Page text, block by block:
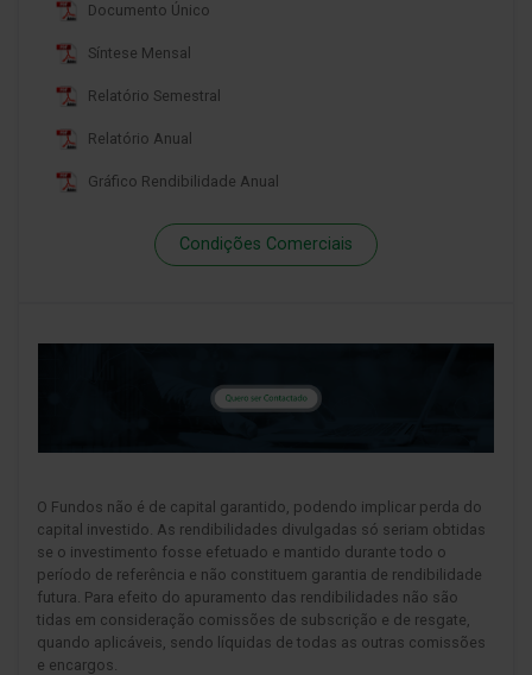
Documento Único
Síntese Mensal
Relatório Semestral
Relatório Anual
Gráfico Rendibilidade Anual
Condições Comerciais
O Fundos não é de capital garantido, podendo implicar perda do
capital investido. As rendibilidades divulgadas só seriam obtidas
se o investimento fosse efetuado e mantido durante todo o
período de referência e não constituem garantia de rendibilidade
futura. Para efeito do apuramento das rendibilidades não são
tidas em consideração comissões de subscrição e de resgate,
quando aplicáveis, sendo líquidas de todas as outras comissões
e encargos.